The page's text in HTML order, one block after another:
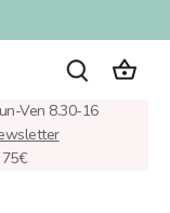
Ven 8.30-16